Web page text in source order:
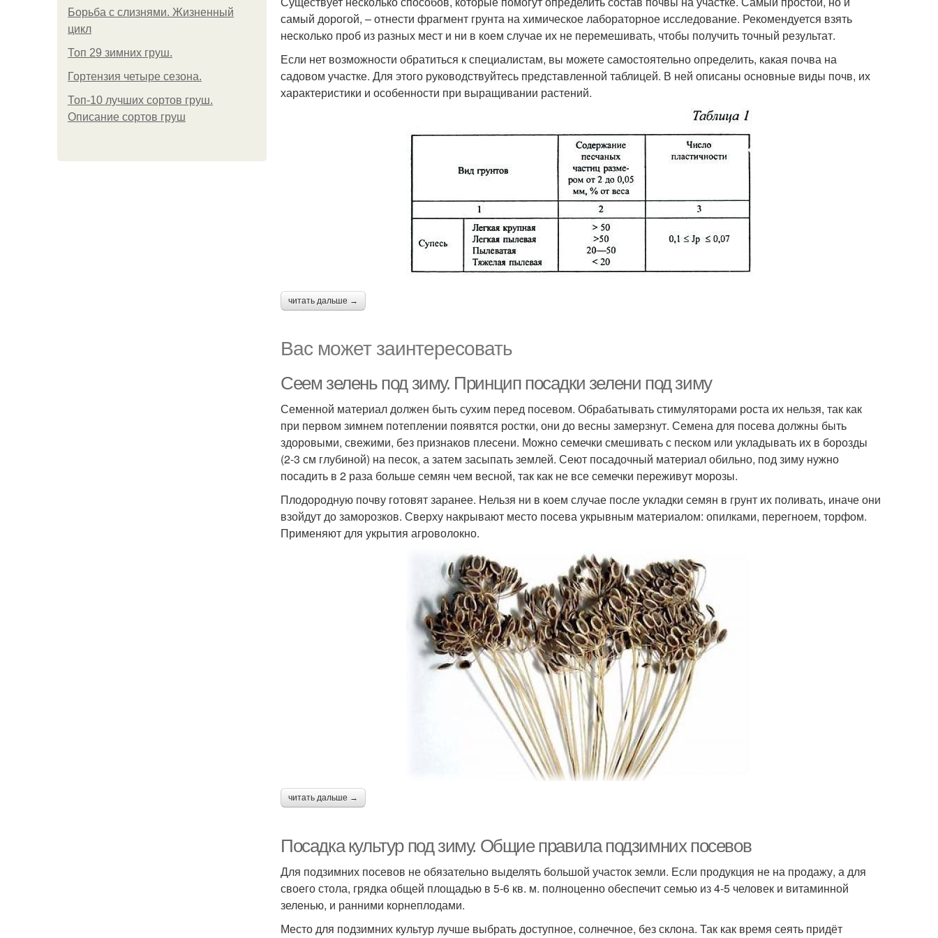
Борьба с слизнями. Жизненный
цикл
Топ 29 зимних груш.
Гортензия четыре сезона.
Топ-10 лучших сортов груш.
Описание сортов груш
самый дорогой, – отнести фрагмент грунта на химическое лабораторное исследование. Рекомендуется взять
несколько проб из разных мест и ни в коем случае их не перемешивать, чтобы получить точный результат.
Если нет возможности обратиться к специалистам, вы можете самостоятельно определить, какая почва на
садовом участке. Для этого руководствуйтесь представленной таблицей. В ней описаны основные виды почв, их
характеристики и особенности при выращивании растений.
читать дальше →
Вас может заинтересовать
Сеем зелень под зиму. Принцип посадки зелени под зиму
Семенной материал должен быть сухим перед посевом. Обрабатывать стимуляторами роста их нельзя, так как
при первом зимнем потеплении появятся ростки, они до весны замерзнут. Семена для посева должны быть
здоровыми, свежими, без признаков плесени. Можно семечки смешивать с песком или укладывать их в борозды
(2-3 см глубиной) на песок, а затем засыпать землей. Сеют посадочный материал обильно, под зиму нужно
посадить в 2 раза больше семян чем весной, так как не все семечки переживут морозы.
Плодородную почву готовят заранее. Нельзя ни в коем случае после укладки семян в грунт их поливать, иначе они
взойдут до заморозков. Сверху накрывают место посева укрывным материалом: опилками, перегноем, торфом.
Применяют для укрытия агроволокно.
читать дальше →
Посадка культур под зиму. Общие правила подзимних посевов
Для подзимних посевов не обязательно выделять большой участок земли. Если продукция не на продажу, а для
своего стола, грядка общей площадью в 5-6 кв. м. полноценно обеспечит семью из 4-5 человек и витаминной
зеленью, и ранними корнеплодами.
Место для подзимних культур лучше выбрать доступное, солнечное, без склона. Так как время сеять придёт